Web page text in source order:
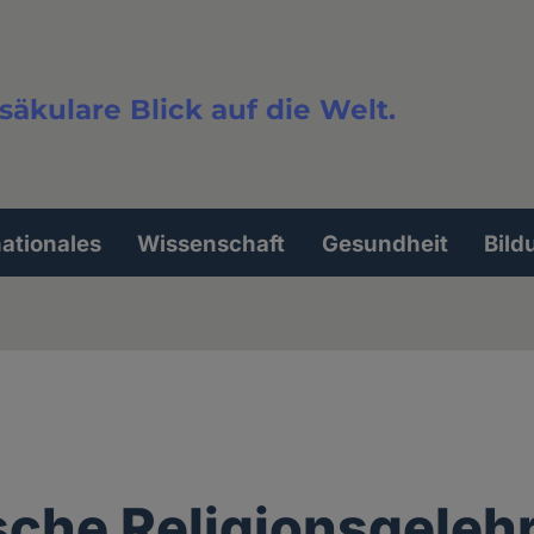
Blick auf die Welt.
Wissenschaft Gesundheit